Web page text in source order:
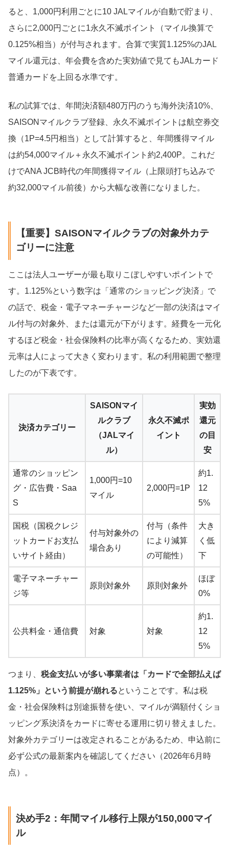
ると、1,000円利用ごとに10 JALマイルが自動で貯まり、
さらに2,000円ごとに1永久不滅ポイント（マイル換算で
0.125%相当）が付与されます。合算で実質1.125%のJAL
マイル還元は、年会費を含めた実効値で見てもJALカード
普通カードを上回る水準です。
私の試算では、年間決済額480万円のうち海外決済10%、
SAISONマイルクラブ登録、永久不滅ポイントは航空券交
換（1P=4.5円相当）として計算すると、年間獲得マイル
は約54,000マイル＋永久不滅ポイント約2,400P。これだ
けでANA JCB時代の年間獲得マイル（上限頭打ち込みで
約32,000マイル前後）から大幅な改善になりました。
【重要】SAISONマイルクラブの対象外カテ
ゴリーに注意
ここは法人ユーザーが最も取りこぼしやすいポイントで
す。1.125%という数字は「通常のショッピング決済」で
の話で、税金・電子マネーチャージなど一部の決済はマイ
ル付与の対象外、または還元が下がります。経費を一元化
するほど税金・社会保険料の比率が高くなるため、実効還
元率は人によって大きく変わります。私の利用範囲で整理
したのが下表です。
決済カテゴリー
SAISONマイ
ルクラブ
（JALマイ
ル）
永久不滅ポ
イント
実効
還元
の目
安
通常のショッピン
グ・広告費・Saa
S
1,000円=10
マイル
2,000円=1P
約1.
12
5%
国税（国税クレジ
ットカードお支払
いサイト経由）
付与対象外の
場合あり
付与（条件
により減算
の可能性）
大き
く低
下
電子マネーチャー
ジ等
原則対象外 原則対象外
ほぼ
0%
公共料金・通信費 対象 対象
約1.
12
5%
つまり、 税金支払いが多い事業者は「カードで全部払えば
1.125%」という前提が崩れるということです。私は税
金・社会保険料は別途振替を使い、マイルが満額付くショ
ッピング系決済をカードに寄せる運用に切り替えました。
対象外カテゴリーは改定されることがあるため、申込前に
必ず公式の最新案内を確認してください（2026年6月時
点）。
決め手2：年間マイル移行上限が150,000マイ
ル